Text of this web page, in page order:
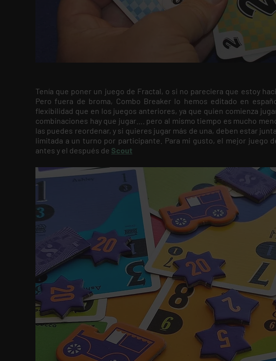
Tenía que poner un juego de Fractal, o si no pareciera que estoy
Pero fuera de broma, Combo Breaker lo hemos editado en
flexibilidad que en los juegos anteriores, ya que quien comienza
combinaciones hay que jugar…. pero al mismo tiempo es mucho
las puedes reordenar, y si quieres jugar más de una, deben estar
limitada a un turno por participante. Para mi gusto, el mejor juego
antes y el después de Scout